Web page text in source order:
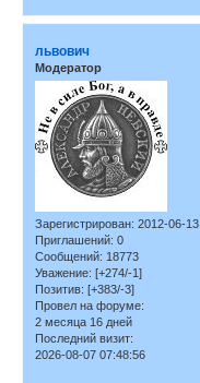
львович
Модератор
Зарегистрирован: 2012-06-13
Приглашений: 0
Сообщений: 18773
Уважение: [+274/-1]
Позитив: [+383/-3]
Провел на форуме:
2 месяца 16 дней
Последний визит:
2026-08-07 07:48:56